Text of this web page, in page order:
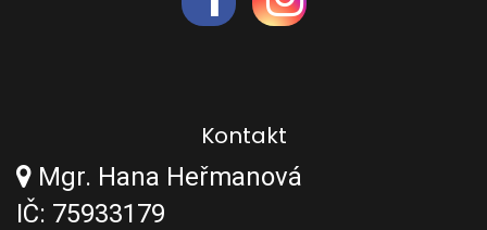
Kontakt
Mgr. Hana Heřmanová
IČ: 75933179